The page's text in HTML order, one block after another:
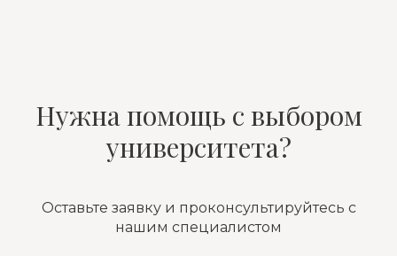
Нужна помощь с выбором
университета?
Оставьте заявку и проконсультируйтесь с
нашим специалистом